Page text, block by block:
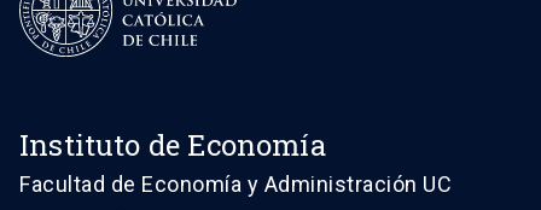
Instituto de Economía
Facultad de Economía y Administración UC